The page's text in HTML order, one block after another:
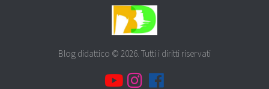
Blog didattico © 2026. Tutti i diritti riservati